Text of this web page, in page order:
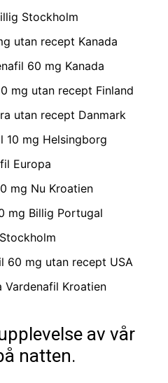
Stockholm
utan recept Kanada
60 mg Kanada
mg utan recept Finland
utan recept Danmark
10 mg Helsingborg
Europa
mg Nu Kroatien
mg Billig Portugal
60 mg utan recept USA
Vardenafil Kroatien
av vår
natten.